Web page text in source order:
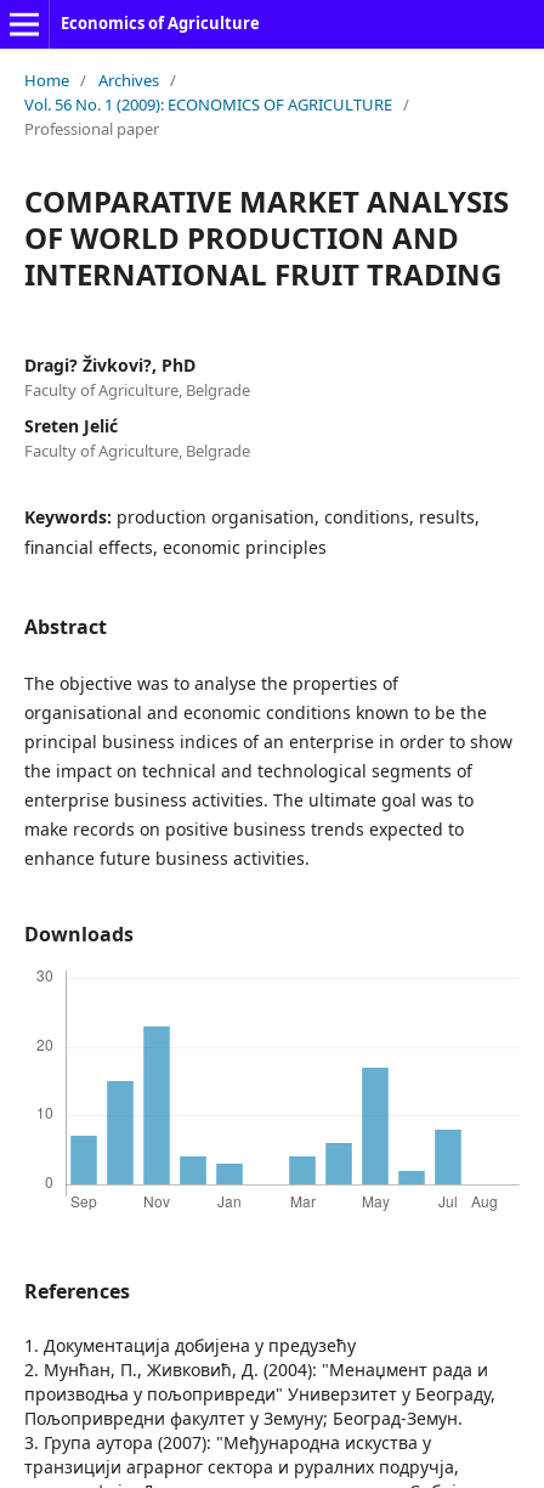
Economics of Agriculture
Home / Archives /
Vol. 56 No. 1 (2009): ECONOMICS OF AGRICULTURE /
Professional paper
COMPARATIVE MARKET ANALYSIS
OF WORLD PRODUCTION AND
INTERNATIONAL FRUIT TRADING
Dragi? Živkovi?, PhD
Faculty of Agriculture, Belgrade
Sreten Jelić
Faculty of Agriculture, Belgrade
Keywords: production organisation, conditions, results,
financial effects, economic principles
Abstract
The objective was to analyse the properties of
organisational and economic conditions known to be the
principal business indices of an enterprise in order to show
the impact on technical and technological segments of
enterprise business activities. The ultimate goal was to
make records on positive business trends expected to
enhance future business activities.
Downloads
References
1. Документација добијена у предузећу
2. Мунћан, П., Живковић, Д. (2004): "Менаџмент рада и
производња у пољопривреди" Универзитет у Београду,
Пољопривредни факултет у Земуну; Београд-Земун.
3. Група аутора (2007): "Међународна искуства у
транзицији аграрног сектора и руралних подручја,